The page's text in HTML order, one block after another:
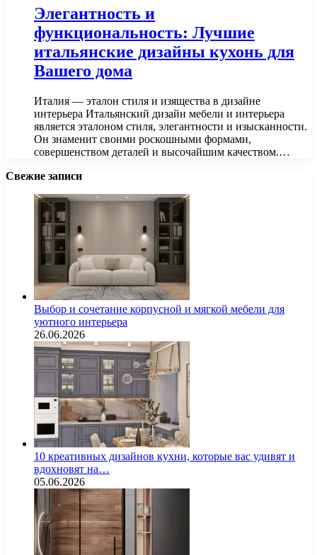
Элегантность и
функциональность: Лучшие
итальянские дизайны кухонь для
Вашего дома
Италия — эталон стиля и изящества в дизайне
интерьера Итальянский дизайн мебели и интерьера
является эталоном стиля, элегантности и изысканности.
Он знаменит своими роскошными формами,
совершенством деталей и высочайшим качеством.…
Свежие записи
Выбор и сочетание корпусной и мягкой мебели для
уютного интерьера
26.06.2026
10 креативных дизайнов кухни, которые вас удивят и
вдохновят на…
05.06.2026